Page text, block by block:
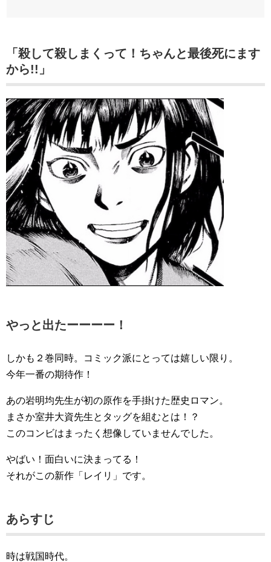
「殺して殺しまくって！ちゃんと最後死にます
から!!」
やっと出たーーーー！
しかも２巻同時。コミック派にとっては嬉しい限り。
今年一番の期待作！
あの岩明均先生が初の原作を手掛けた歴史ロマン。
まさか室井大資先生とタッグを組むとは！？
このコンビはまったく想像していませんでした。
やばい！面白いに決まってる！
それがこの新作「レイリ」です。
あらすじ
時は戦国時代。